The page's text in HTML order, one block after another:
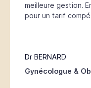
meilleure gestion.
pour un tarif
Dr BERNARD
Gynécologue &